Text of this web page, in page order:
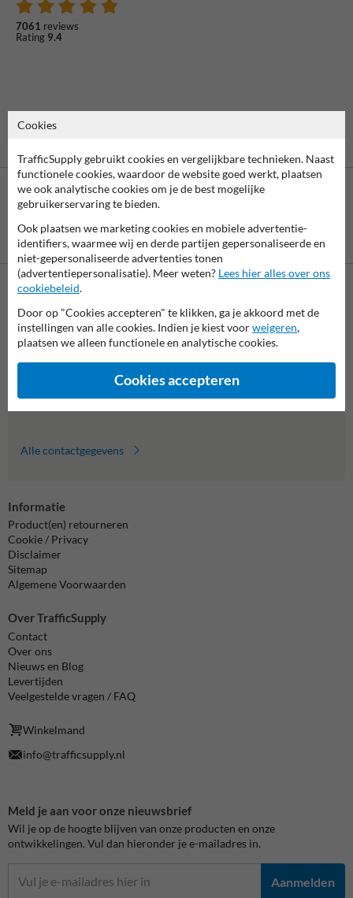
7061 reviews
Rating 9.4
Betaling achteraf
is mogelijk
Neem contact met ons op
Wij zijn op werkdagen (van 8.00 tot 17.00) te bereiken op 038-
7920070.
info@trafficsupply.nl
Alle contactgegevens
Informatie
Product(en) retourneren
Cookie / Privacy
Disclaimer
Sitemap
Algemene Voorwaarden
Over TrafficSupply
Contact
Over ons
Nieuws en Blog
Levertijden
Veelgestelde vragen / FAQ
Winkelmand
info@trafficsupply.nl
Meld je aan voor onze nieuwsbrief
Wil je op de hoogte blijven van onze producten en onze
ontwikkelingen. Vul dan hieronder je e-mailadres in.
Aanmelden
Cookies
TrafficSupply gebruikt cookies en vergelijkbare technieken. Naast
functionele cookies, waardoor de website goed werkt, plaatsen
we ook analytische cookies om je de best mogelijke
gebruikerservaring te bieden.
Ook plaatsen we marketing cookies en mobiele advertentie-
identifiers, waarmee wij en derde partijen gepersonaliseerde en
niet-gepersonaliseerde advertenties tonen
(advertentiepersonalisatie). Meer weten? Lees hier alles over ons
cookiebeleid.
Door op "Cookies accepteren" te klikken, ga je akkoord met de
instellingen van alle cookies. Indien je kiest voorweigeren,
plaatsen we alleen functionele en analytische cookies.
Cookies accepteren